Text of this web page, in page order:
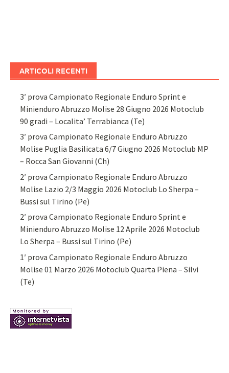
ARTICOLI RECENTI
3′ prova Campionato Regionale Enduro Sprint e
Minienduro Abruzzo Molise 28 Giugno 2026 Motoclub
90 gradi – Localita’ Terrabianca (Te)
3′ prova Campionato Regionale Enduro Abruzzo
Molise Puglia Basilicata 6/7 Giugno 2026 Motoclub MP
– Rocca San Giovanni (Ch)
2′ prova Campionato Regionale Enduro Abruzzo
Molise Lazio 2/3 Maggio 2026 Motoclub Lo Sherpa –
Bussi sul Tirino (Pe)
2′ prova Campionato Regionale Enduro Sprint e
Minienduro Abruzzo Molise 12 Aprile 2026 Motoclub
Lo Sherpa – Bussi sul Tirino (Pe)
1′ prova Campionato Regionale Enduro Abruzzo
Molise 01 Marzo 2026 Motoclub Quarta Piena – Silvi
(Te)